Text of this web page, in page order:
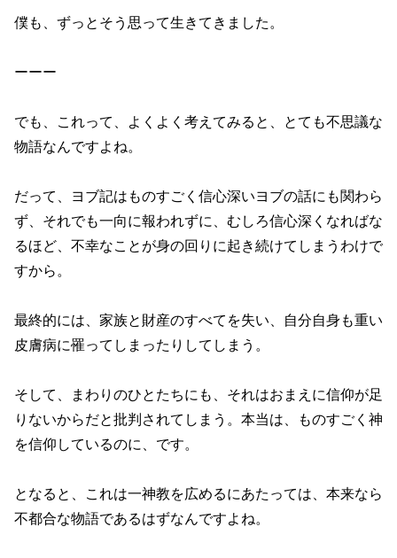
僕も、ずっとそう思って生きてきました。
ーーー
でも、これって、よくよく考えてみると、とても不思議な
物語なんですよね。
だって、ヨブ記はものすごく信心深いヨブの話にも関わら
ず、それでも一向に報われずに、むしろ信心深くなればな
るほど、不幸なことが身の回りに起き続けてしまうわけで
すから。
最終的には、家族と財産のすべてを失い、自分自身も重い
皮膚病に罹ってしまったりしてしまう。
そして、まわりのひとたちにも、それはおまえに信仰が足
りないからだと批判されてしまう。本当は、ものすごく神
を信仰しているのに、です。
となると、これは一神教を広めるにあたっては、本来なら
不都合な物語であるはずなんですよね。